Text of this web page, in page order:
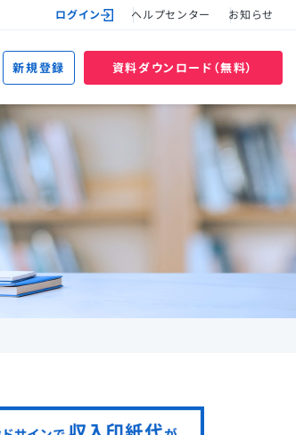
ログイン ヘルプセンター お知らせ
新規登録 資料ダウンロード（無料）